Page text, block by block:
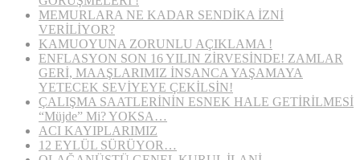
MEMURLARA NE KADAR SENDİKA İZNİ
VERİLİYOR?
KAMUOYUNA ZORUNLU AÇIKLAMA !
ENFLASYON SON 16 YILIN ZİRVESİNDE! ZAMLAR
GERİ, MAAŞLARIMIZ İNSANCA YAŞAMAYA
YETECEK SEVİYEYE ÇEKİLSİN!
ÇALIŞMA SAATLERİNİN ESNEK HALE GETİRİLMESİ
“Müjde” Mi? YOKSA…
ACI KAYIPLARIMIZ
12 EYLÜL SÜRÜYOR…